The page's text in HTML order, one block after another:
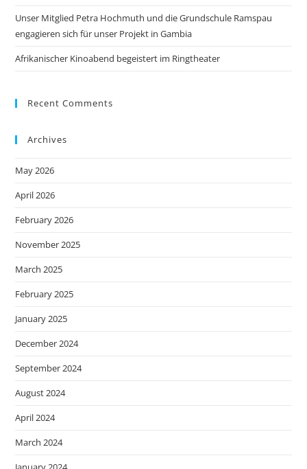
Unser Mitglied Petra Hochmuth und die Grundschule Ramspau
engagieren sich für unser Projekt in Gambia
Afrikanischer Kinoabend begeistert im Ringtheater
Recent Comments
Archives
May 2026
April 2026
February 2026
November 2025
March 2025
February 2025
January 2025
December 2024
September 2024
August 2024
April 2024
March 2024